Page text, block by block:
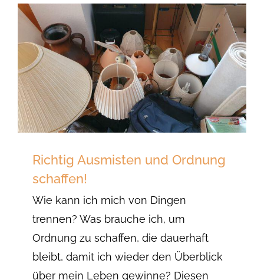
Richtig Ausmisten und Ordnung
schaffen!
Wie kann ich mich von Dingen
trennen? Was brauche ich, um
Ordnung zu schaffen, die dauerhaft
bleibt, damit ich wieder den Überblick
über mein Leben gewinne? Diesen